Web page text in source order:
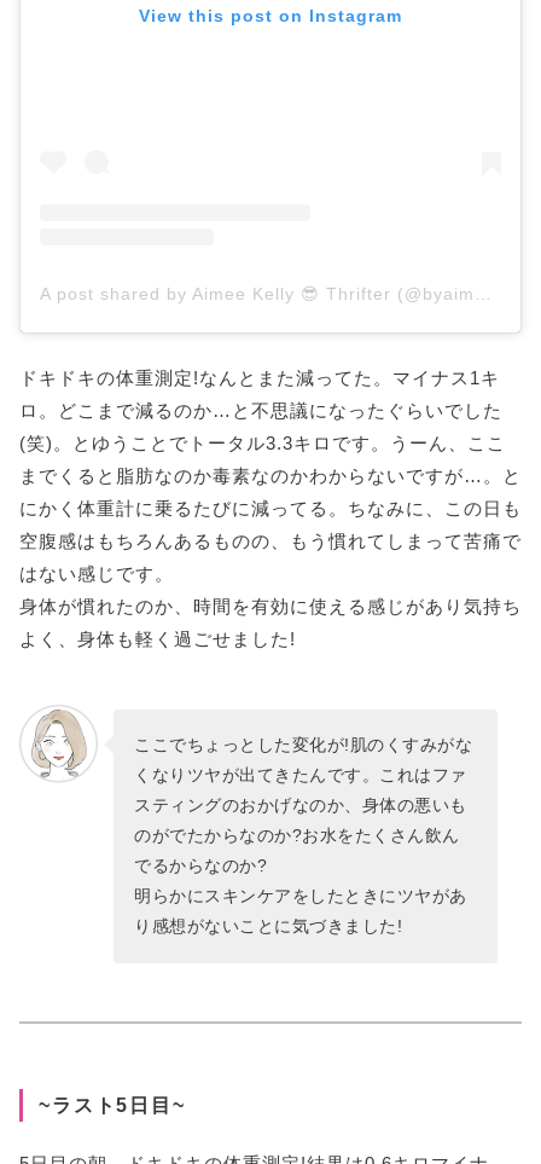
View this post on Instagram
ドキドキの体重測定!なんとまた減ってた。 マイナス1キ
ロ。どこまで減るのか…と不思議になったぐらいでした
(笑)。とゆうことでトータル3.3キロです。うーん、ここ
までくると脂肪なのか毒素なのかわからないですが…。と
にかく体重計に乗るたびに減ってる。ちなみに、この日も
空腹感はもちろんあるものの、もう慣れてしまって苦痛で
はない感じです。
身体が慣れたのか、時間を有効に使える感じがあり気持ち
よく、身体も軽く過ごせました!
ここでちょっとした変化が!肌のくすみがな
くなりツヤが出てきたんです。これはファ
スティングのおかげなのか、身体の悪いも
のがでたからなのか?お水をたくさん飲ん
でるからなのか?
明らかにスキンケアをしたときにツヤがあ
り感想がないことに気づきました!
~ラスト5日目~